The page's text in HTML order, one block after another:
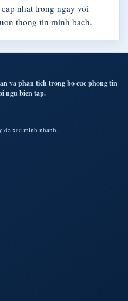
nhat trong ngay voi
thong tin minh bach.
va phan tich trong bo cuc phong tin
ngu bien tap.
de xac minh nhanh.